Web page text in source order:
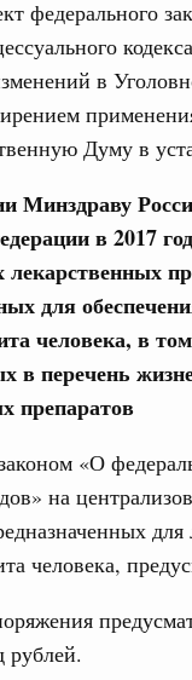
федерального
в
Думу в
Минздраву
в 2017
лекарственных
для
человека, в
в перечень
препаратов
«О
на
человека,
рублей.
(2026 год,
бюджетные
(2026 год,
бюджетные
(2026 год,
вторник
(2026 год,